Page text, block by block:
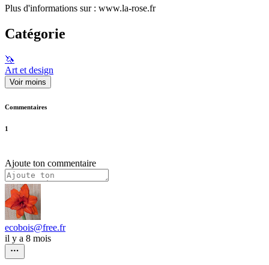
Plus d'informations sur : www.la-rose.fr
Catégorie
🦄
Art et design
Voir moins
Commentaires
1
Ajoute ton commentaire
ecobois@free.fr
il y a 8 mois